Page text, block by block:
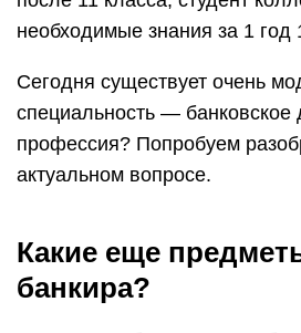
необходимые знания за 1 год
Сегодня существует очень
специальность — банковское
профессия? Попробуем
актуальном вопросе.
Какие еще
банкира?